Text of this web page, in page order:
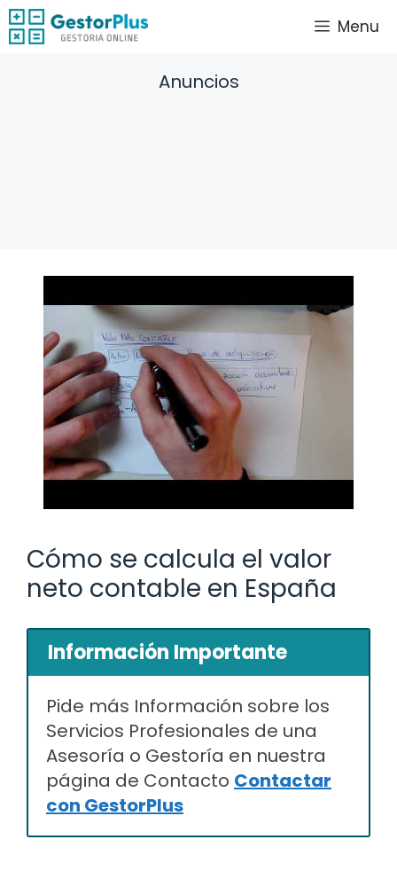
Saltar
al
Menu
Anuncios
Cómo se calcula el valor
neto contable en España
Información Importante
Pide más Información sobre los
Servicios Profesionales de una
Asesoría o Gestoría en nuestra
página de Contacto Contactar
con GestorPlus